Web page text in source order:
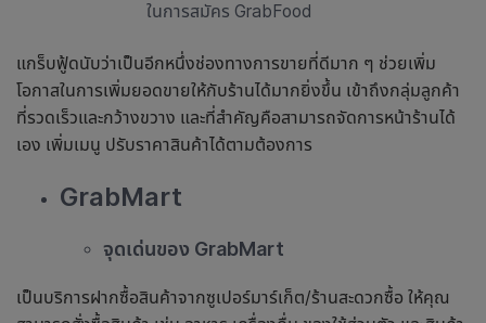
ในการสมัคร GrabFood
แกร็บฟู้ดนับว่าเป็นอีกหนึ่งช่องทางการขายที่ดีมาก ๆ ช่วยเพิ่ม
โอกาสในการเพิ่มยอดขายให้กับร้านได้มากยิ่งขึ้น เข้าถึงกลุ่มลูกค้า
ที่รวดเร็วและกว้างขวาง และที่สำคัญคือสามารถจัดการหน้าร้านได้
เอง เพิ่มเมนู ปรับราคาสินค้าได้ตามต้องการ
GrabMart
จุดเด่นของ GrabMart
เป็นบริการฝากซื้อสินค้าจากซูเปอร์มาร์เก็ต/ร้านสะดวกซื้อ ให้คุณ